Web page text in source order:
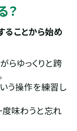
？
ることから始め
らゆっくりと跨
いう操作を練習し
度味わうと忘れ